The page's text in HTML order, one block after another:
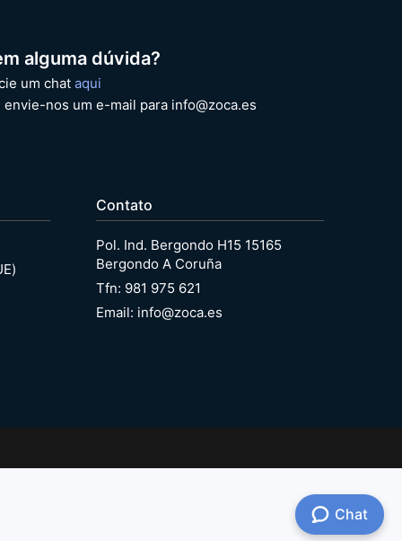
alguma dúvida?
um chat aqui
envie-nos um e-mail para info@zoca.es
Contato
Pol. Ind. Bergondo H15 15165
Bergondo A Coruña
Tfn: 981 975 621
Email: info@zoca.es
Chat